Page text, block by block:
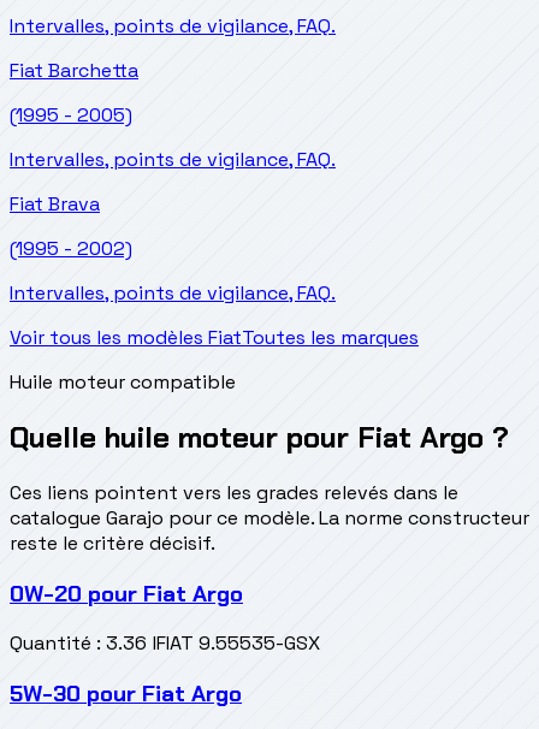
Intervalles, points de vigilance, FAQ.
Fiat Barchetta
(1995 - 2005)
Intervalles, points de vigilance, FAQ.
Fiat Brava
(1995 - 2002)
Intervalles, points de vigilance, FAQ.
Voir tous les modèles FiatToutes les marques
Huile moteur compatible
Quelle huile moteur pour Fiat Argo ?
Ces liens pointent vers les grades relevés dans le
catalogue Garajo pour ce modèle. La norme constructeur
reste le critère décisif.
0W-20 pour Fiat Argo
Quantité : 3.36 lFIAT 9.55535-GSX
5W-30 pour Fiat Argo